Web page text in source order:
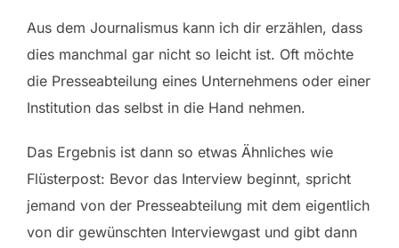
Aus dem Journalismus kann ich dir erzählen, dass
dies manchmal gar nicht so leicht ist. Oft möchte
die Presseabteilung eines Unternehmens oder einer
Institution das selbst in die Hand nehmen.
Das Ergebnis ist dann so etwas Ähnliches wie
Flüsterpost: Bevor das Interview beginnt, spricht
jemand von der Presseabteilung mit dem eigentlich
von dir gewünschten Interviewgast und gibt dann